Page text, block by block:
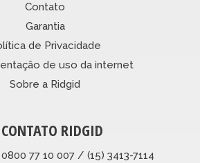
Contato
Garantia
de Privacidade
de uso da internet
Sobre a Ridgid
CONTATO RIDGID
77 10 007 / (15) 3413-7114